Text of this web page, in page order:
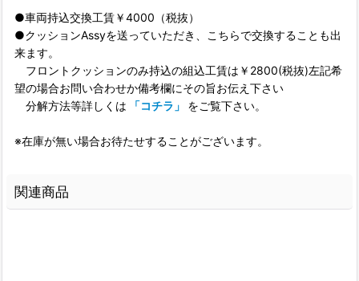
●車両持込交換工賃￥4000（税抜）
●クッションAssyを送っていただき、こちらで交換することも出
来ます。
フロントクッションのみ持込の組込工賃は￥2800(税抜)左記希
望の場合お問い合わせか備考欄にその旨お伝え下さい
分解方法等詳しくは 「コチラ」 をご覧下さい。
※在庫が無い場合お待たせすることがございます。
関連商品